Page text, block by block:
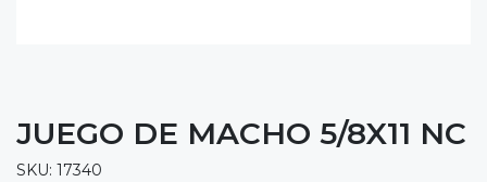
JUEGO DE MACHO 5/8X11 NC
SKU: 17340